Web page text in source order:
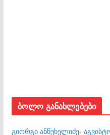
ბოლო განახლებები
გიორგი ანწუხელიძე-